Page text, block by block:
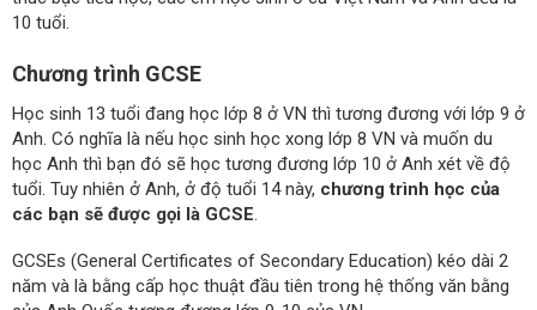
10 tuổi.
Chương trình GCSE
Học sinh 13 tuổi đang học lớp 8 ở VN thì tương đương với lớp 9 ở
Anh. Có nghĩa là nếu học sinh học xong lớp 8 VN và muốn du
học Anh thì bạn đó sẽ học tương đương lớp 10 ở Anh xét về độ
tuổi. Tuy nhiên ở Anh, ở độ tuổi 14 này, chương trình học của
các bạn sẽ được gọi là GCSE.
GCSEs (General Certificates of Secondary Education) kéo dài 2
năm và là bằng cấp học thuật đầu tiên trong hệ thống văn bằng